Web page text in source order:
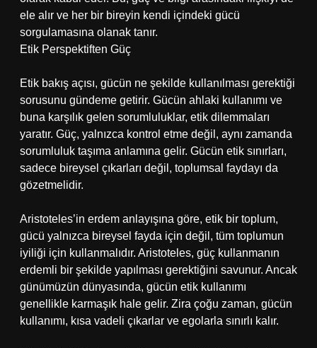
ele alır ve her bir bireyin kendi içindeki gücü
sorgulamasına olanak tanır.
Etik Perspektiften Güç
Etik bakış açısı, gücün ne şekilde kullanılması gerektiği
sorusunu gündeme getirir. Gücün ahlaki kullanımı ve
buna karşılık gelen sorumluluklar, etik dilemmaları
yaratır. Güç, yalnızca kontrol etme değil, aynı zamanda
sorumluluk taşıma anlamına gelir. Gücün etik sınırları,
sadece bireysel çıkarları değil, toplumsal faydayı da
gözetmelidir.
Aristoteles’in erdem anlayışına göre, etik bir toplum,
gücü yalnızca bireysel fayda için değil, tüm toplumun
iyiliği için kullanmalıdır. Aristoteles, güç kullanmanın
erdemli bir şekilde yapılması gerektiğini savunur. Ancak
günümüzün dünyasında, gücün etik kullanımı
genellikle karmaşık hale gelir. Zira çoğu zaman, gücün
kullanımı, kısa vadeli çıkarlar ve egolarla sınırlı kalır.